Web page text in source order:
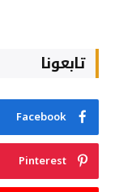
تابعونا
Facebook
Pinterest